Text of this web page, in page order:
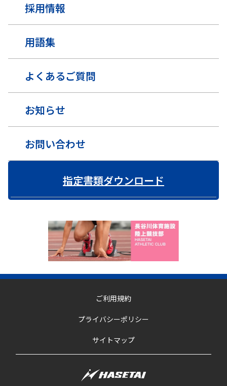
採用情報
用語集
よくあるご質問
お知らせ
お問い合わせ
指定書類ダウンロード
ご利用規約
プライバシーポリシー
サイトマップ